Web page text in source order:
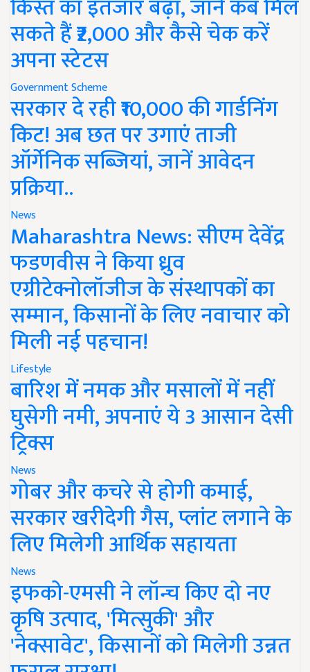
किस्त का इंतजार बढ़ा, जानें कब मिल
सकते हैं ₹2,000 और कैसे चेक करें
अपना स्टेटस
Government Scheme
सरकार दे रही ₹10,000 की गार्डनिंग
किट! अब छत पर उगाएं ताजी
ऑर्गेनिक सब्जियां, जानें आवेदन
प्रक्रिया..
News
Maharashtra News: सीएम देवेंद्र
फडणवीस ने किया ध्रुव
एग्रीटेक्नोलॉजीज के संस्थापकों का
सम्मान, किसानों के लिए नवाचार को
मिली नई पहचान!
Lifestyle
बारिश में नमक और मसालों में नहीं
घुसेगी नमी, अपनाएं ये 3 आसान देसी
ट्रिक्स
News
गोबर और कचरे से होगी कमाई,
सरकार खरीदेगी गैस, प्लांट लगाने के
लिए मिलेगी आर्थिक सहायता
News
इफको-एमसी ने लॉन्च किए दो नए
कृषि उत्पाद, 'मित्सुकी' और
'नेक्सावेट', किसानों को मिलेगी उन्नत